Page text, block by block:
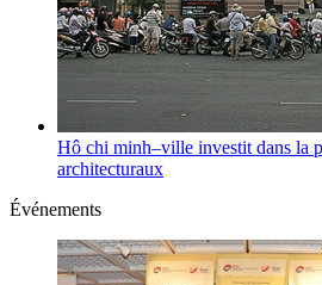
Hô chi minh–ville investit dans la
architecturaux
Événements